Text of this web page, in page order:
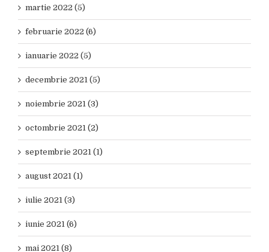
martie 2022 (5)
februarie 2022 (6)
ianuarie 2022 (5)
decembrie 2021 (5)
noiembrie 2021 (3)
octombrie 2021 (2)
septembrie 2021 (1)
august 2021 (1)
iulie 2021 (3)
iunie 2021 (6)
mai 2021 (8)